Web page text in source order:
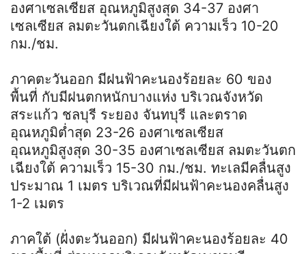
องศาเซลเซียส อุณหภูมิสูงสุด 34-37 องศา
เซลเซียส ลมตะวันตกเฉียงใต้ ความเร็ว 10-20
กม./ชม.
ภาคตะวันออก มีฝนฟ้าคะนองร้อยละ 60 ของ
พื้นที่ กับมีฝนตกหนักบางแห่ง บริเวณจังหวัด
สระแก้ว ชลบุรี ระยอง จันทบุรี และตราด
อุณหภูมิต่ำสุด 23-26 องศาเซลเซียส
อุณหภูมิสูงสุด 30-35 องศาเซลเซียส ลมตะวันตก
เฉียงใต้ ความเร็ว 15-30 กม./ชม. ทะเลมีคลื่นสูง
ประมาณ 1 เมตร บริเวณที่มีฝนฟ้าคะนองคลื่นสูง
1-2 เมตร
ภาคใต้ (ฝั่งตะวันออก) มีฝนฟ้าคะนองร้อยละ 40